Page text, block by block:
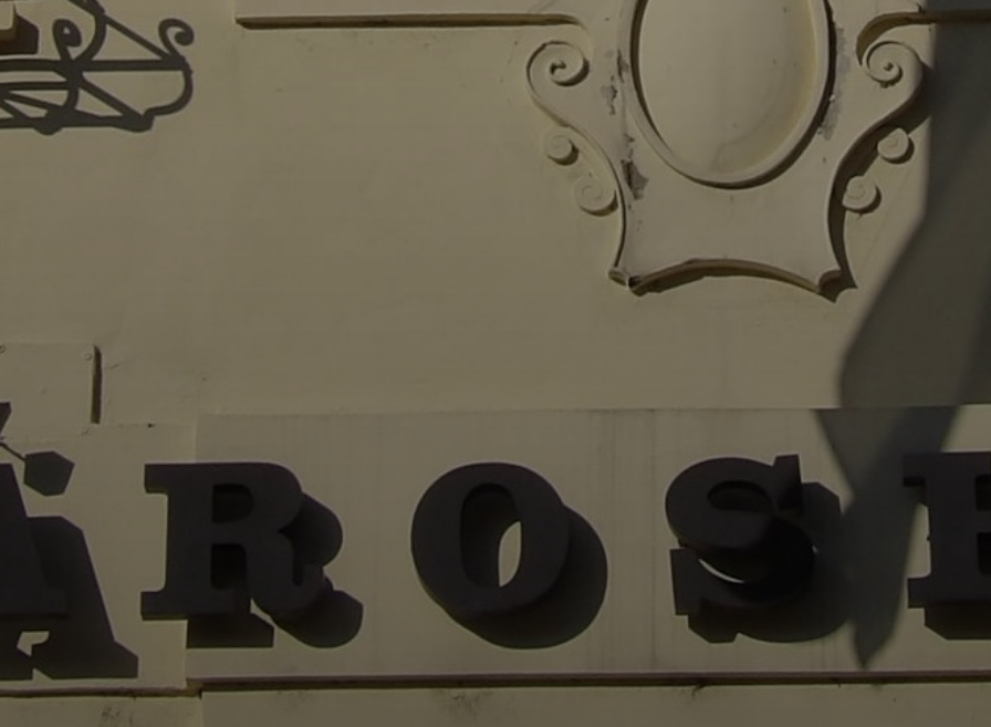
KONCEPCIÓK
BEJELENTŐ
VÁROSHÁZA
ÖNKORMÁNYZAT
KÉPVISELŐ-
TESTÜLET
VÁROSRENDÉSZET
TÁJÉKOZTATÓK